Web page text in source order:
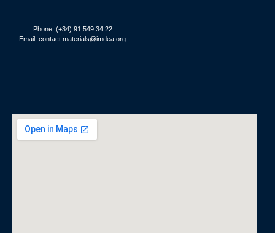
Phone: (+34) 91 549 34 22
Email: contact.materials@imdea.org